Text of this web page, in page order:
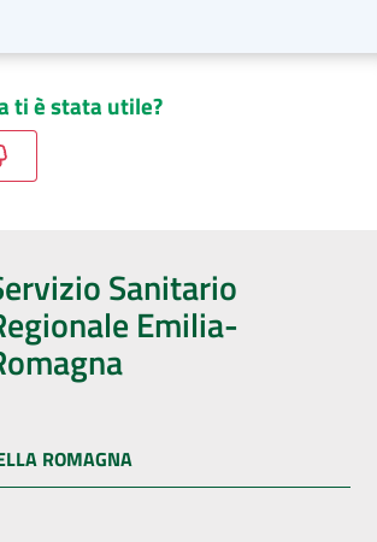
ti è stata utile?
Sanitario
Emilia-
ROMAGNA